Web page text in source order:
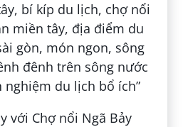
với Chợ nổi Ngã Bảy